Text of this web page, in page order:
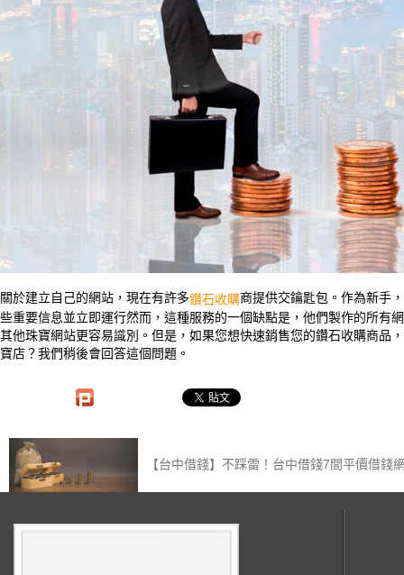
關於建立自己的網站，現在有許多鑽石收購商提供交鑰匙包。作為新手
些重要信息並立即運行然而，這種服務的一個缺點是，他們製作的所有
其他珠寶網站更容易識別。但是，如果您想快速銷售您的鑽石收購商品
寶店？我們稍後會回答這個問題。
【台中借錢】不踩雷！台中借錢7間平價借錢